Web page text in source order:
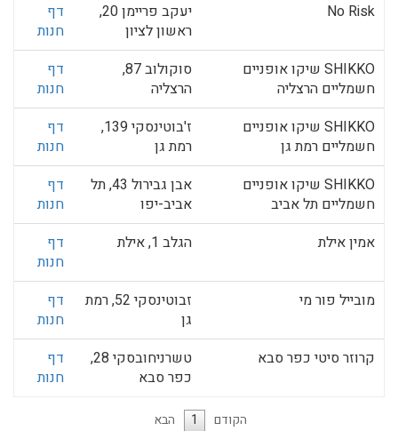
No Risk
יעקב פריימן 20,
ראשון לציון
דף
חנות
SHIKKO שיקו אופניים
חשמליים הרצליה
סוקולוב 87,
הרצליה
דף
חנות
SHIKKO שיקו אופניים
חשמליים רמת גן
ז'בוטינסקי 139,
רמת גן
דף
חנות
SHIKKO שיקו אופניים
חשמליים תל אביב
אבן גבירול 43, תל
אביב-יפו
דף
חנות
אמין אילת
הגלב 1, אילת
דף
חנות
מובייל פור מי
זבוטינסקי 52, רמת
דף
חנות
קרוזר סיטי כפר סבא
טשרניחובסקי 28,
כפר סבא
דף
חנות
הקודם הבא